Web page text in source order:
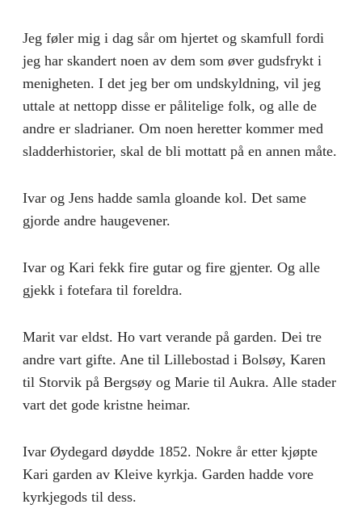
Jeg føler mig i dag sår om hjertet og skamfull fordi
jeg har skandert noen av dem som øver gudsfrykt i
menigheten. I det jeg ber om undskyldning, vil jeg
uttale at nettopp disse er pålitelige folk, og alle de
andre er sladrianer. Om noen heretter kommer med
sladderhistorier, skal de bli mottatt på en annen måte.
Ivar og Jens hadde samla gloande kol. Det same
gjorde andre haugevener.
Ivar og Kari fekk fire gutar og fire gjenter. Og alle
gjekk i fotefara til foreldra.
Marit var eldst. Ho vart verande på garden. Dei tre
andre vart gifte. Ane til Lillebostad i Bolsøy, Karen
til Storvik på Bergsøy og Marie til Aukra. Alle stader
vart det gode kristne heimar.
Ivar Øydegard døydde 1852. Nokre år etter kjøpte
Kari garden av Kleive kyrkja. Garden hadde vore
kyrkjegods til dess.